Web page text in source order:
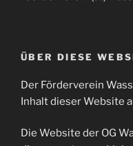
ÜBER DIESE
Der Förderverein
Inhalt dieser Website
Die Website der OG